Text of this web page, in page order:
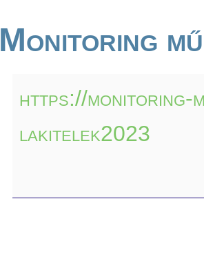
Monitoring
https://monitoring-
lakitelek2023